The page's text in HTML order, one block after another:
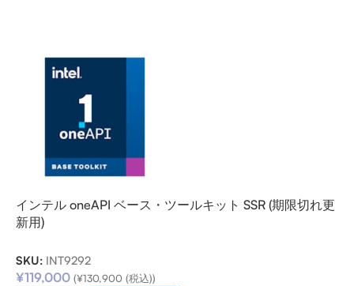
インテル oneAPI ベース・ツールキット SSR (期限切れ更
新用)
SKU: INT9292
¥119,000 (¥130,900 (税込))